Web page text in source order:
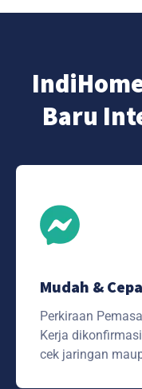
Baru
Mudah &
Perkiraan
Kerja
cek jaringan